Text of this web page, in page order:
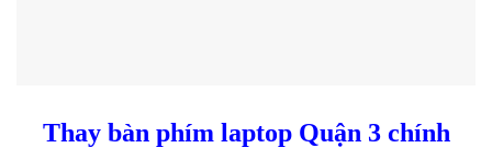
Thay bàn phím laptop Quận 3 chính